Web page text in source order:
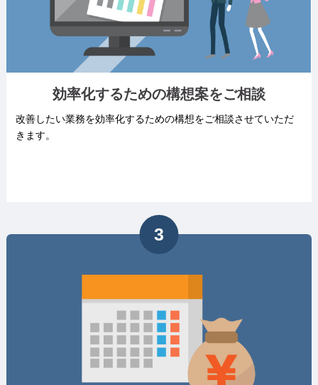
効率化するための構想案をご相談
改善したい業務を効率化するための構想をご相談させていただ
きます。
3